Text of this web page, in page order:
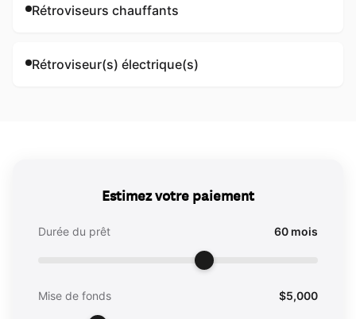
Rétroviseurs chauffants
Rétroviseur(s) électrique(s)
Estimez votre paiement
Durée du prêt 60 mois
Mise de fonds $5,000